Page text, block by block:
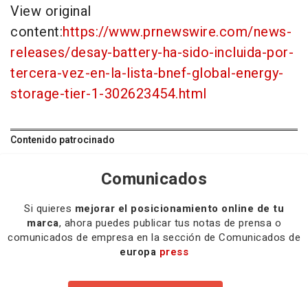
View original
content:https://www.prnewswire.com/news-
releases/desay-battery-ha-sido-incluida-por-
tercera-vez-en-la-lista-bnef-global-energy-
storage-tier-1-302623454.html
Contenido patrocinado
Comunicados
Si quieres mejorar el posicionamiento online de tu
marca, ahora puedes publicar tus notas de prensa o
comunicados de empresa en la sección de Comunicados de
europa press